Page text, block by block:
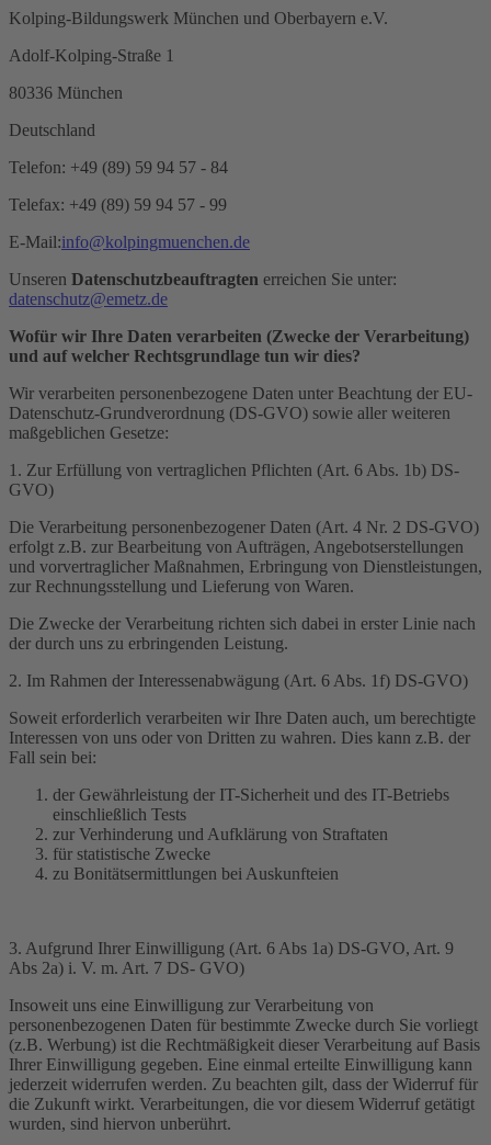
Kolping-Bildungswerk München und Oberbayern e.V.
Adolf-Kolping-Straße 1
80336 München
Deutschland
Telefon: +49 (89) 59 94 57 - 84
Telefax: +49 (89) 59 94 57 - 99
E-Mail:info@kolpingmuenchen.de
Unseren Datenschutzbeauftragten erreichen Sie unter:
datenschutz@emetz.de
Wofür wir Ihre Daten verarbeiten (Zwecke der Verarbeitung)
und auf welcher Rechtsgrundlage tun wir dies?
Wir verarbeiten personenbezogene Daten unter Beachtung der EU-
Datenschutz-Grundverordnung (DS-GVO) sowie aller weiteren
maßgeblichen Gesetze:
1. Zur Erfüllung von vertraglichen Pflichten (Art. 6 Abs. 1b) DS-
GVO)
Die Verarbeitung personenbezogener Daten (Art. 4 Nr. 2 DS-GVO)
erfolgt z.B. zur Bearbeitung von Aufträgen, Angebotserstellungen
und vorvertraglicher Maßnahmen, Erbringung von Dienstleistungen,
zur Rechnungsstellung und Lieferung von Waren.
Die Zwecke der Verarbeitung richten sich dabei in erster Linie nach
der durch uns zu erbringenden Leistung.
2. Im Rahmen der Interessenabwägung (Art. 6 Abs. 1f) DS-GVO)
Soweit erforderlich verarbeiten wir Ihre Daten auch, um berechtigte
Interessen von uns oder von Dritten zu wahren. Dies kann z.B. der
Fall sein bei:
der Gewährleistung der IT-Sicherheit und des IT-Betriebs
einschließlich Tests
zur Verhinderung und Aufklärung von Straftaten
für statistische Zwecke
zu Bonitätsermittlungen bei Auskunfteien
3. Aufgrund Ihrer Einwilligung (Art. 6 Abs 1a) DS-GVO, Art. 9
Abs 2a) i. V. m. Art. 7 DS- GVO)
Insoweit uns eine Einwilligung zur Verarbeitung von
personenbezogenen Daten für bestimmte Zwecke durch Sie vorliegt
(z.B. Werbung) ist die Rechtmäßigkeit dieser Verarbeitung auf Basis
Ihrer Einwilligung gegeben. Eine einmal erteilte Einwilligung kann
jederzeit widerrufen werden. Zu beachten gilt, dass der Widerruf für
die Zukunft wirkt. Verarbeitungen, die vor diesem Widerruf getätigt
wurden, sind hiervon unberührt.